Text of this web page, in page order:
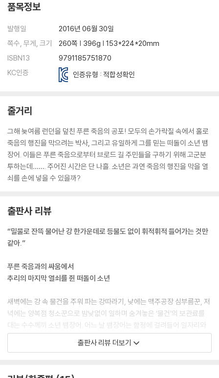
품목정보
발행일
2016년 06월 30일
쪽수, 무게, 크기
260쪽 | 396g | 153*224*20mm
ISBN13
9791185751870
KC인증
인증유형 : 적합성확인
줄거리
그해 늦여름 런던을 덮친 푸른 죽음의 공포! 모두의 손가락질 속에서 홀로
죽음의 행진을 막으려는 박사, 그리고 유일하게 그를 믿는 떠돌이 소년 뱀
장어. 이들은 푸른 죽음으로부터 브로드 길 주민들을 구하기 위해 고군분
투하는데……. 주어진 시간은 단 나흘. 소년은 과연 죽음의 행진을 막을 열
쇠를 손에 넣을 수 있을까?
출판사 리뷰
“밀물로 잔뜩 불어난 강 한가운데로 등불도 없이 휘적휘적 들어가는 것만
같아.”
푸른 죽음과의 싸움에서
추리의 마지막 열쇠를 쥔 떠돌이 소년
새벽에는 강 속 물건을 주워 파는 강따라기, 낮에는 맥주공장 심부름꾼, 저
녁에는 양복점 청소꾼으로 밤낮없이 일하며 숨겨놓은 ‘물건’의 보관료를
대는 수수께끼 소년 뱀장어. 어느 날 뱀장어는 함정에 걸려들어 일자리와
물건이 위험에 빠질 위기에 처한다. 그 위기를 벗어나고자 도움을 청하려
던 그때, 브로드 길을 가득 메운 푸른 죽음의 그림자를 발견한다. 이웃들을
출판사 리뷰 더보기